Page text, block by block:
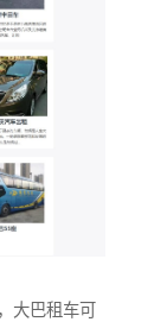
大巴租车可